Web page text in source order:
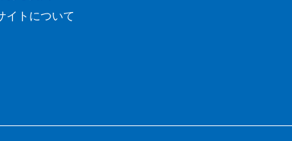
イトについて